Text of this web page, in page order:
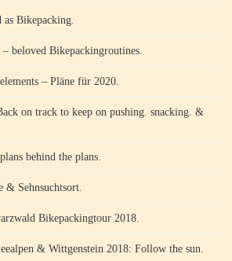
Bikepacking.
beloved Bikepackingroutines.
– Pläne für 2020.
on track to keep on pushing. snacking. &
behind the plans.
Sehnsuchtsort.
Bikepackingtour 2018.
& Wittgenstein 2018: Follow the sun.